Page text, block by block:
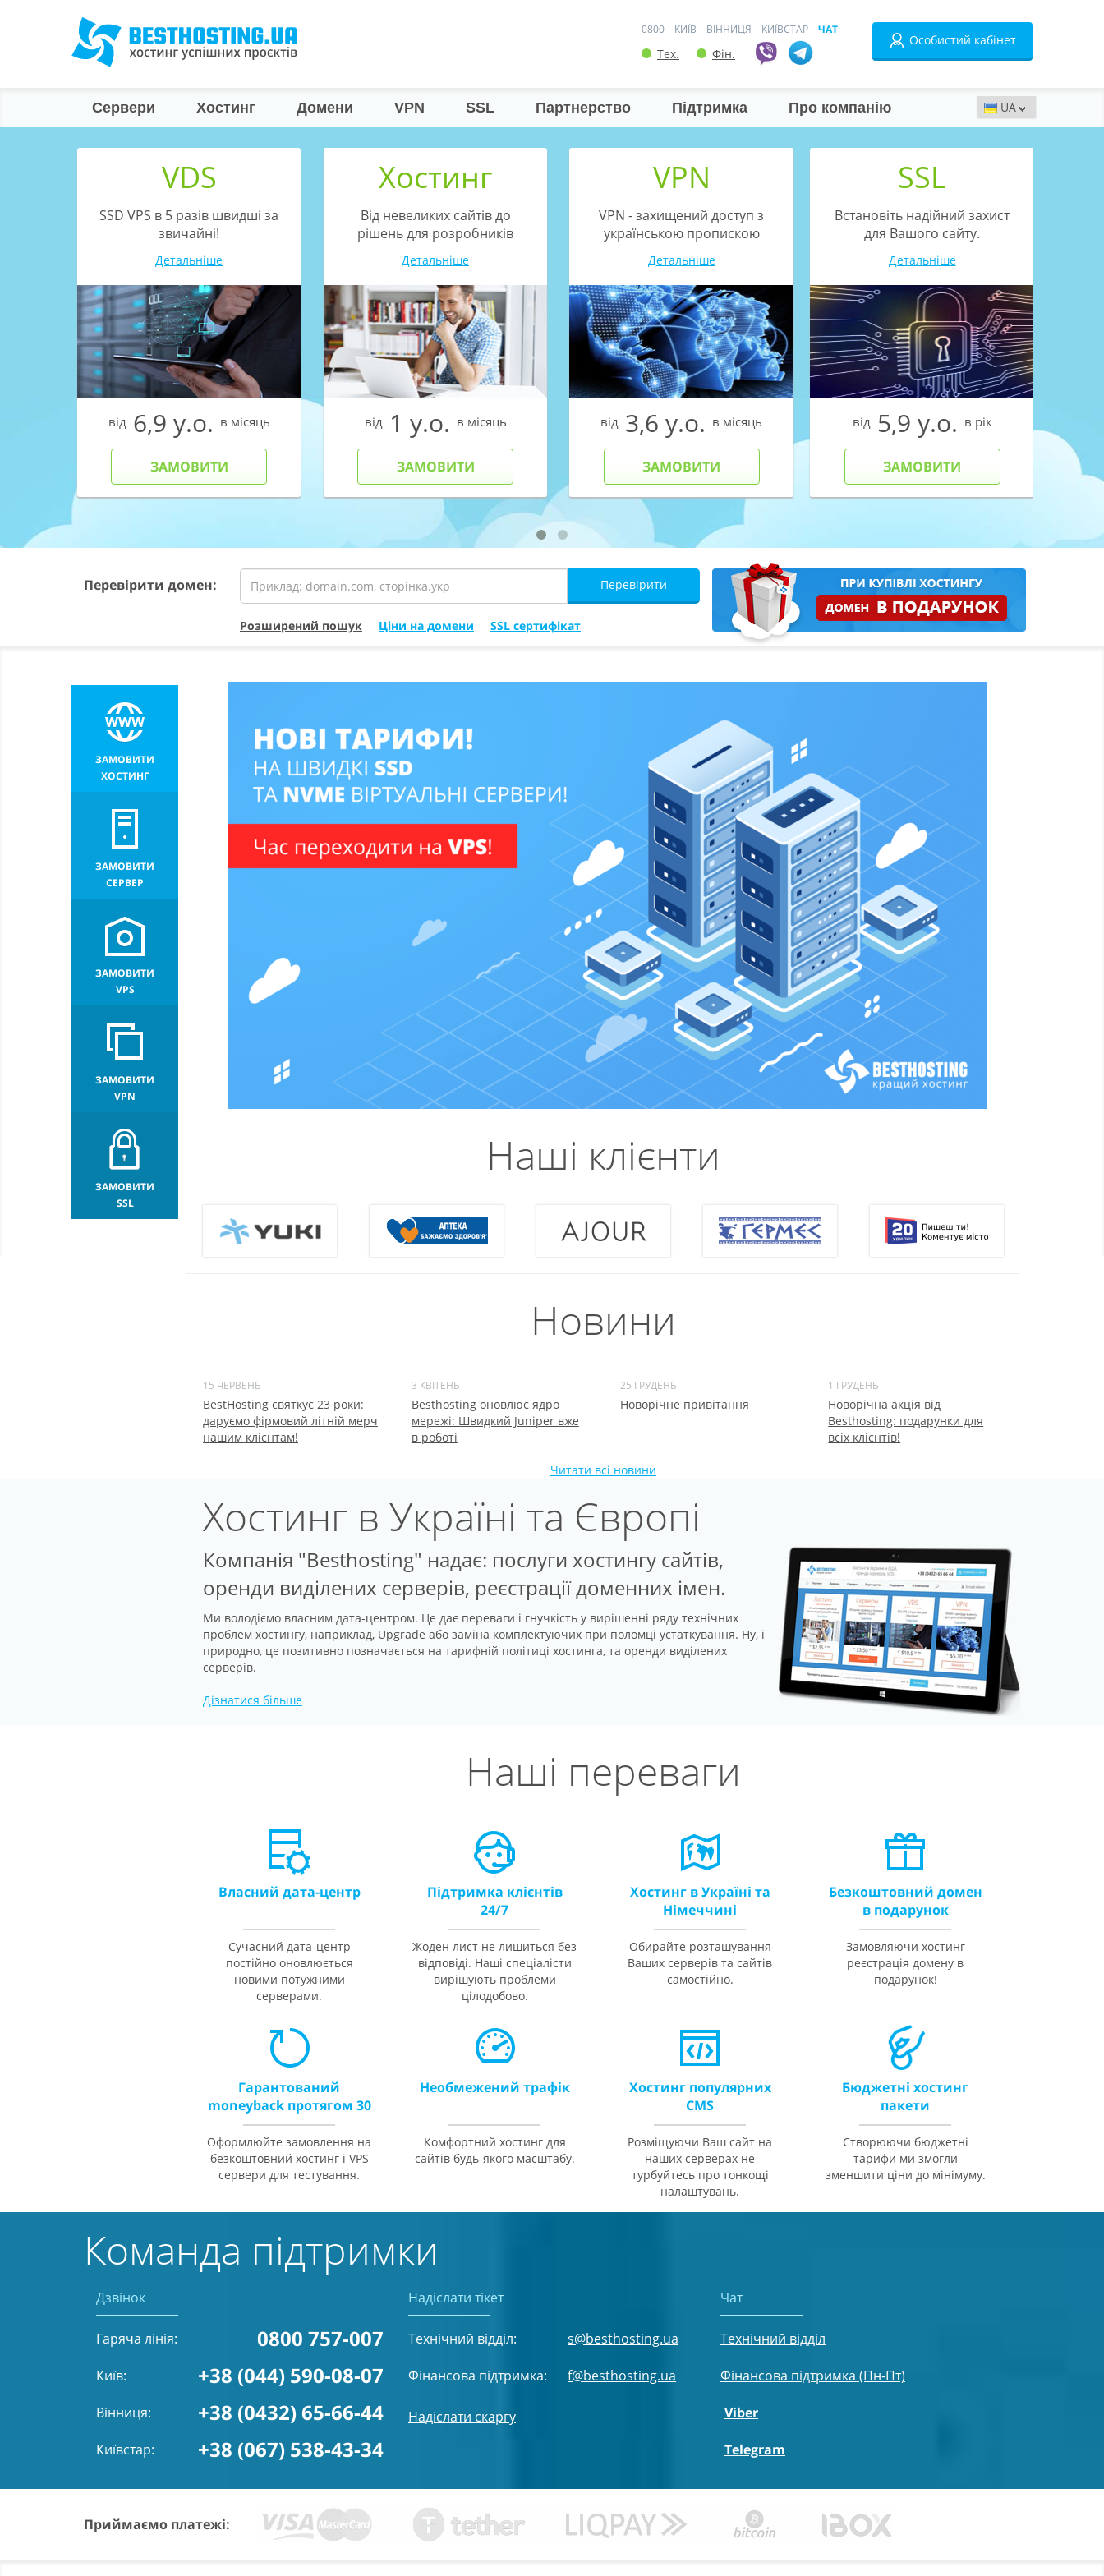
Особистий кабінет
0800 КИЇВ ВІННИЦЯ КИЇВСТАР ЧАТ
Тех. Фін.
Сервери Хостинг Домени VPN SSL Партнерство Підтримка Про компанію
VDS
SSD VPS в 5 разів швидші за
звичайні!
Детальніше
від6,9 у.о. в місяць
ЗАМОВИТИ
Хостинг
Від невеликих сайтів до
рішень для розробників
Детальніше
від1 у.о. в місяць
ЗАМОВИТИ
VPN
VPN - захищений доступ з
українською пропискою
Детальніше
від 3,6 у.о. в місяць
ЗАМОВИТИ
SSL
Встановiть надiйний захист
для Вашого сайту.
Детальніше
від5,9 у.о. в рік
ЗАМОВИТИ
ЗАМОВИТИ
ХОСТИНГ
ЗАМОВИТИ
СЕРВЕР
ЗАМОВИТИ
VPS
ЗАМОВИТИ
VPN
ЗАМОВИТИ
SSL
Перевірити домен: Перевірити
Розширений пошук Ціни на домени SSL сертифікат
Наші клієнти
Новини
15 ЧЕРВЕНЬ
BestHosting святкує 23 роки:
даруємо фірмовий літній мерч
нашим клієнтам!
3 КВІТЕНЬ
Besthosting оновлює ядро
мережі: Швидкий Juniper вже
в роботі
25 ГРУДЕНЬ
Новорічне привітання
1 ГРУДЕНЬ
Новорічна акція від
Besthosting: подарунки для
всіх клієнтів!
Читати всі новини
Хостинг в Україні та Європі
Компанія "Besthosting" надає: послуги хостингу сайтів,
оренди виділених серверів, реєстрації доменних імен.
Ми володіємо власним дата-центром. Це дає переваги і гнучкість у вирішенні ряду технічних
проблем хостингу, наприклад, Upgrade або заміна комплектуючих при поломці устаткування. Ну, і
природно, це позитивно позначається на тарифній політиці хостинга, та оренди виділених
серверів.
Дізнатися більше
Наші переваги
Власний дата-центр
Сучасний дата-центр
постійно оновлюється
новими потужними
серверами.
Підтримка клієнтів
24/7
Жоден лист не лишиться без
відповіді. Наші спеціалісти
вирішують проблеми
цілодобово.
Хостинг в Україні та
Німеччині
Обирайте розташування
Ваших серверів та сайтів
самостійно.
Безкоштовний домен
в подарунок
Замовляючи хостинг
реєстрація домену в
подарунок!
Гарантований
moneyback протягом 30
діб
Оформлюйте замовлення на
безкоштовний хостинг і VPS
сервери для тестування.
Необмежений трафік
Комфортний хостинг для
сайтів будь-якого масштабу.
Хостинг популярних
CMS
Розміщуючи Ваш сайт на
наших серверах не
турбуйтесь про тонкощі
налаштувань.
Бюджетні хостинг
пакети
Створюючи бюджетні
тарифи ми змогли
зменшити ціни до мінімуму.
Команда підтримки
Дзвінок
Гаряча лінія: 0800 757-007
Київ: +38 (044) 590-08-07
Вінниця: +38 (0432) 65-66-44
Київстар: +38 (067) 538-43-34
Надіслати тікет
Технічний відділ: s@besthosting.ua
Фінансова підтримка: f@besthosting.ua
Надіслати скаргу
Чат
Технічний відділ
Фінансова підтримка (Пн-Пт)
Viber
Telegram
Приймаємо платежі: